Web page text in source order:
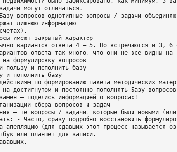
могут отличаться.
вопросов однотипные вопросы / задачи
лишнюю информацию
имеют закрытый характер
вариантов ответа 4 – 5. Но встречаются и 3, 6
ответа так много, что они не все видны на
формулировку вопросов
пользу и пополнить базу
и пополнить базу
по формированию пакета методических
на достигнутом и постоянно пополнять Базу
– поделись информацией о вопросах!
сбора вопросов и задач
– те вопросы / задачи, которые были новыми
- Часто, сразу подробно восстановить
апелляцию (для сдавших этот процесс называется
или планшет для записи.